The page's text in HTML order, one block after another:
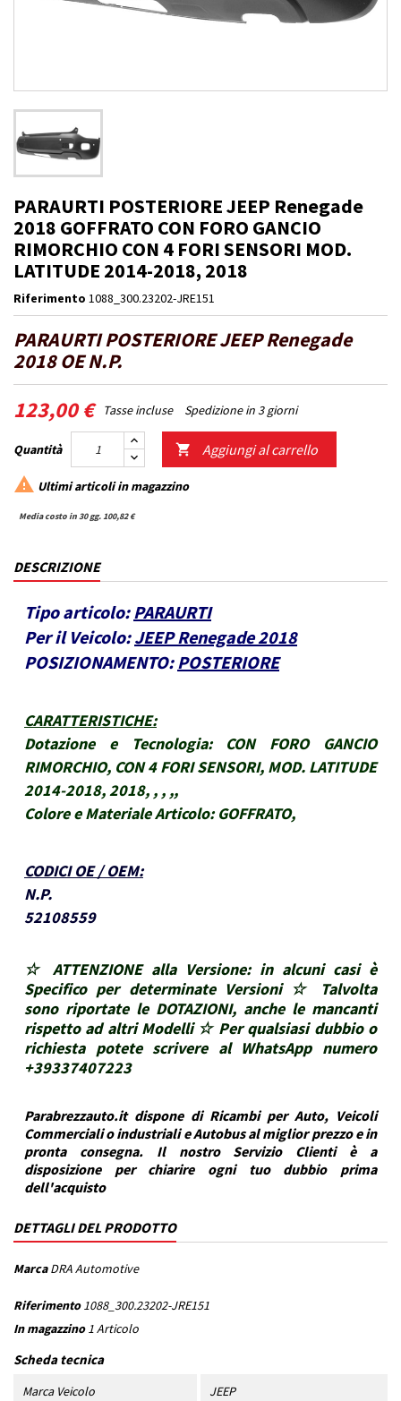
PARAURTI POSTERIORE JEEP Renegade
2018 GOFFRATO CON FORO GANCIO
RIMORCHIO CON 4 FORI SENSORI MOD.
LATITUDE 2014-2018, 2018
Riferimento 1088_300.23202-JRE151
PARAURTI POSTERIORE JEEP Renegade
2018 OE N.P.
123,00 € Tasse incluse Spedizione in 3 giorni
Quantità  Aggiungi al carrello
 Ultimi articoli in magazzino
Media costo in 30 gg. 100,82 €
DESCRIZIONE
Tipo articolo: PARAURTI
Per il Veicolo: JEEP Renegade 2018
POSIZIONAMENTO: POSTERIORE
CARATTERISTICHE:
Dotazione e Tecnologia:
CON FORO GANCIO
RIMORCHIO, CON 4 FORI SENSORI, MOD. LATITUDE
2014-2018, 2018, , , ,,
Colore e Materiale Articolo: GOFFRATO,
CODICI OE / OEM:
N.P.
52108559
☆ ATTENZIONE alla Versione: in alcuni casi è
Specifico per determinate Versioni ☆ Talvolta
sono riportate le DOTAZIONI, anche le mancanti
rispetto ad altri Modelli ☆ Per qualsiasi dubbio o
richiesta potete scrivere al WhatsApp numero
+39337407223
Parabrezzauto.it dispone di Ricambi per Auto, Veicoli
Commerciali o industriali e Autobus al miglior prezzo e in
pronta consegna. Il nostro Servizio Clienti è a
disposizione per chiarire ogni tuo dubbio prima
dell'acquisto
DETTAGLI DEL PRODOTTO
Marca DRA Automotive
Riferimento 1088_300.23202-JRE151
In magazzino 1 Articolo
Scheda tecnica
Marca Veicolo JEEP